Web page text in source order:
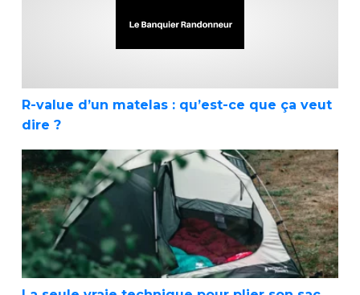
R-value d’un matelas : qu’est-ce que ça veut
dire ?
La seule vraie technique pour plier son sac de